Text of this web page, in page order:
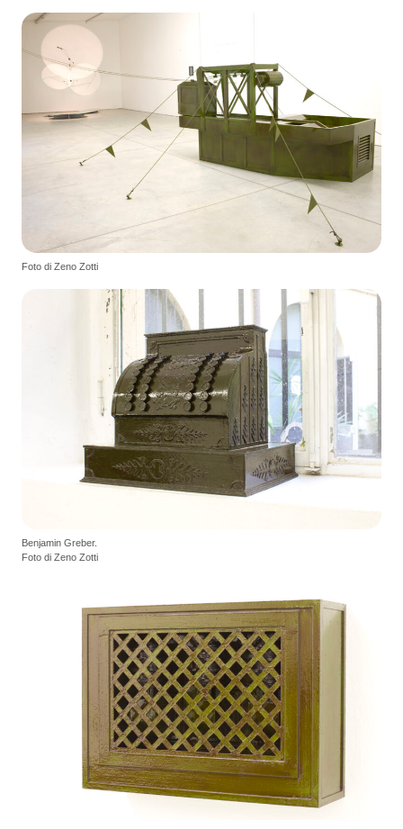
Foto di Zeno Zotti
Benjamin Greber.
Foto di Zeno Zotti